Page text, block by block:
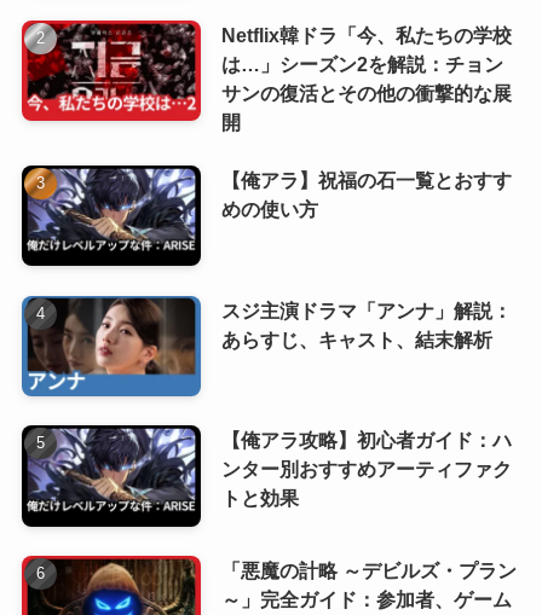
Netflix韓ドラ「今、私たちの学校
は…」シーズン2を解説：チョン
サンの復活とその他の衝撃的な展
開
【俺アラ】祝福の石一覧とおすす
めの使い方
スジ主演ドラマ「アンナ」解説：
あらすじ、キャスト、結末解析
【俺アラ攻略】初心者ガイド：ハ
ンター別おすすめアーティファク
トと効果
「悪魔の計略 ～デビルズ・プラン
～」完全ガイド：参加者、ゲーム